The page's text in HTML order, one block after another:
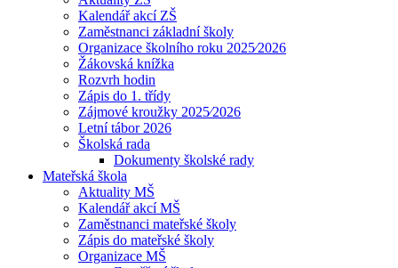
Kalendář akcí ZŠ
Zaměstnanci základní školy
Organizace školního roku 2025⁄2026
Žákovská knížka
Rozvrh hodin
Zápis do 1. třídy
Zájmové kroužky 2025⁄2026
Letní tábor 2026
Školská rada
Dokumenty školské rady
Mateřská škola
Aktuality MŠ
Kalendář akcí MŠ
Zaměstnanci mateřské školy
Zápis do mateřské školy
Organizace MŠ